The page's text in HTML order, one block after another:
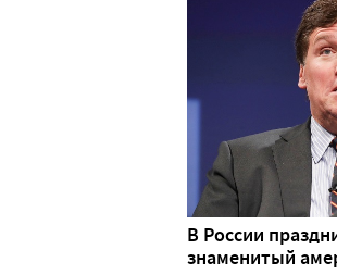
В России
знаменитый